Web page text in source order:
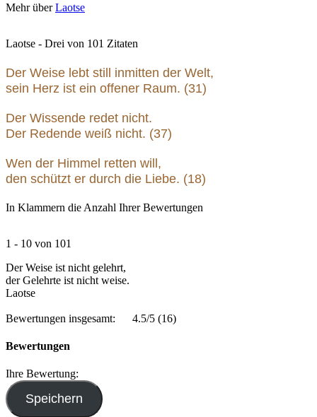
Mehr überLaotse
Laotse - Drei von 101 Zitaten
Der Weise lebt still inmitten der Welt,
sein Herz ist ein offener Raum. (31)
Der Wissende redet nicht.
Der Redende weiß nicht. (37)
Wen der Himmel retten will,
den schützt er durch die Liebe. (18)
In Klammern die Anzahl Ihrer Bewertungen
1 - 10 von 101
Der Weise ist nicht gelehrt,
der Gelehrte ist nicht weise.
Laotse
Bewertungen insgesamt: 4.5/5 (16)
Bewertungen
Ihre Bewertung: